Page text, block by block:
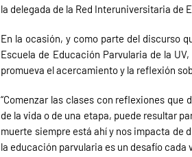
la delegada de la Red Interuniversitaria de
En la ocasión, y como parte del discurso
Escuela de Educación Parvularia de la
promueva el acercamiento y la reflexión
“Comenzar las clases con reflexiones
de la vida o de una etapa, puede resultar
muerte siempre está ahí y nos impacta de
la educación parvularia es un desafío cada